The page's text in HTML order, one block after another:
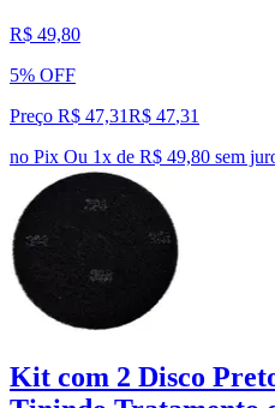
R$ 49,80
5% OFF
Preço R$ 47,31R$ 47,31
no Pix Ou 1x de R$ 49,80 sem
Kit com 2 Disco